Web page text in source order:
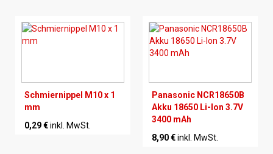
Schmiernippel M10 x 1
mm
0,29 €inkl. MwSt.
Panasonic NCR18650B
Akku 18650 Li-Ion 3.7V
3400 mAh
8,90 €inkl. MwSt.